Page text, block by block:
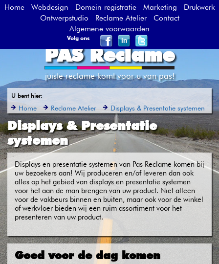
PAS Reclame
juiste reclame komt voor u van pas!
Home Webdesign Domein registratie Marketing
Drukwerk
Ontwerpstudio
Reclame Atelier
Contact
Algemene voorwaarden
Volg ons
U bent hier:
Home Reclame Atelier Displays & Presentatie systemen
Displays & Presentatie
systemen
Displays en presentatie systemen van Pas Reclame komen bij
uw bezoekers aan! Wij produceren en/of leveren dan ook
alles op het gebied van displays en presentatie systemen
voor het aan de man brengen van uw product. Niet alleen
voor de vakbeurs binnen en buiten, maar ook voor de winkel
of werkvloer bieden wij een ruim assortiment voor het
presenteren van uw product.
Goed voor de dag komen